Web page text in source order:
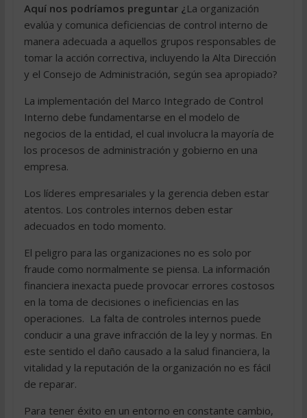
Aquí nos podríamos preguntar ¿ La organización
evalúa y comunica deficiencias de control interno de
manera adecuada a aquellos grupos responsables de
tomar la acción correctiva, incluyendo la Alta Dirección
y el Consejo de Administración, según sea apropiado?
La implementación del Marco Integrado de Control
Interno debe fundamentarse en el modelo de
negocios de la entidad, el cual involucra la mayoría de
los procesos de administración y gobierno en una
empresa.
Los líderes empresariales y la gerencia deben estar
atentos. Los controles internos deben estar
adecuados en todo momento.
El peligro para las organizaciones no es solo por
fraude como normalmente se piensa. La información
financiera inexacta puede provocar errores costosos
en la toma de decisiones o ineficiencias en las
operaciones. La falta de controles internos puede
conducir a una grave infracción de la ley y normas. En
este sentido el daño causado a la salud financiera, la
vitalidad y la reputación de la organización no es fácil
de reparar.
Para tener éxito en un entorno en constante cambio,